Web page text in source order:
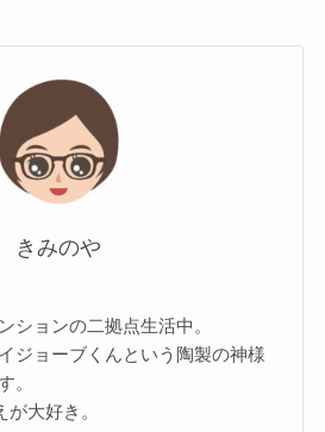
きみのや
ションの二拠点生活中。
ジョーブくんという陶製の神様
。
大好き。